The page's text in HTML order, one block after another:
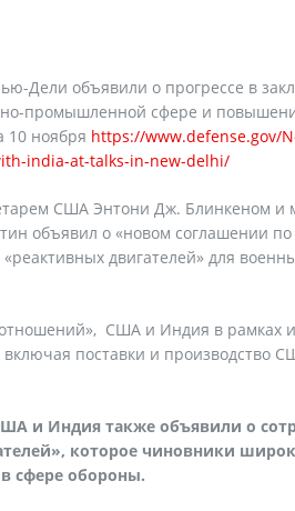
Дели объявили о прогрессе в
промышленной сфере и
10 ноября https://www.defense.gov/
india-at-talks-in-new-delhi/
США Энтони Дж. Блинкеном и
объявил о «новом соглашении по
двигателей» для
США и Индия в рамках
поставки и производство
и Индия также объявили о
которое чиновники
сфере обороны.